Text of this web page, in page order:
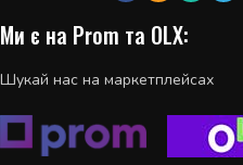
Ми є на Prom та OLX:
Шукай нас на маркетплейсах